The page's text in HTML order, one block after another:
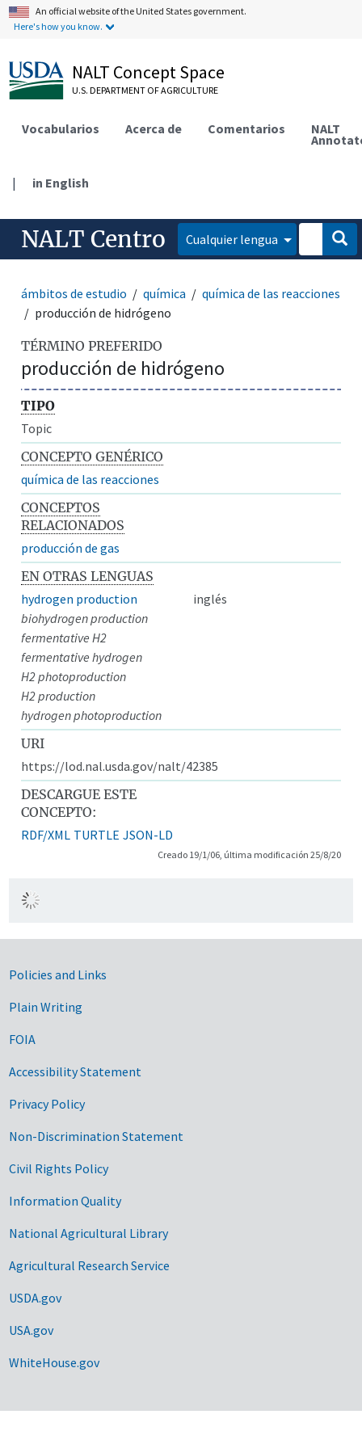
An official website of the United States government.
Here's how you know.
NALT Concept Space
U.S. DEPARTMENT OF AGRICULTURE
Vocabularios Acerca de Comentarios NALT
| in English
NALT Centro Cualquier lengua
ámbitos de estudio química
química de las reacciones
producción de hidrógeno
TÉRMINO PREFERIDO
producción de hidrógeno
TIPO
Topic
CONCEPTO GENÉRICO
química de las reacciones
CONCEPTOS
RELACIONADOS
producción de gas
EN OTRAS LENGUAS
hydrogen production
inglés
biohydrogen production
fermentative H2
fermentative hydrogen
H2 photoproduction
H2 production
hydrogen photoproduction
URI
https://lod.nal.usda.gov/nalt/42385
DESCARGUE ESTE
CONCEPTO:
RDF/XML TURTLE JSON-LD
Creado 19/1/06, última modificación 25/8/20
Government Links
Policies and Links
Plain Writing
FOIA
Accessibility Statement
Privacy Policy
Non-Discrimination Statement
Civil Rights Policy
Information Quality
National Agricultural Library
Agricultural Research Service
USDA.gov
USA.gov
WhiteHouse.gov